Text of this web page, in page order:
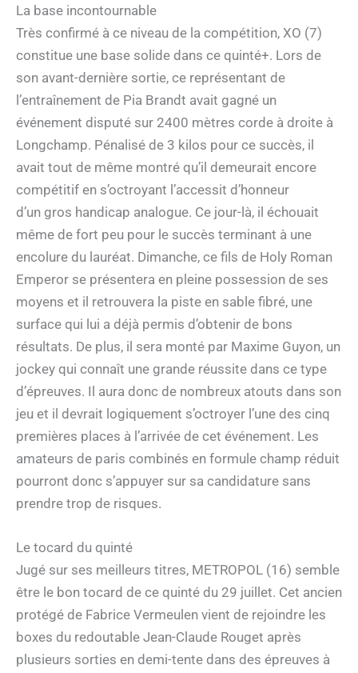
La base incontournable
Très confirmé à ce niveau de la compétition, XO (7)
constitue une base solide dans ce quinté+. Lors de
son avant-dernière sortie, ce représentant de
l’entraînement de Pia Brandt avait gagné un
événement disputé sur 2400 mètres corde à droite à
Longchamp. Pénalisé de 3 kilos pour ce succès, il
avait tout de même montré qu’il demeurait encore
compétitif en s’octroyant l’accessit d’honneur
d’un gros handicap analogue. Ce jour-là, il échouait
même de fort peu pour le succès terminant à une
encolure du lauréat. Dimanche, ce fils de Holy Roman
Emperor se présentera en pleine possession de ses
moyens et il retrouvera la piste en sable fibré, une
surface qui lui a déjà permis d’obtenir de bons
résultats. De plus, il sera monté par Maxime Guyon, un
jockey qui connaît une grande réussite dans ce type
d’épreuves. Il aura donc de nombreux atouts dans son
jeu et il devrait logiquement s’octroyer l’une des cinq
premières places à l’arrivée de cet événement. Les
amateurs de paris combinés en formule champ réduit
pourront donc s’appuyer sur sa candidature sans
prendre trop de risques.
Le tocard du quinté
Jugé sur ses meilleurs titres, METROPOL (16) semble
être le bon tocard de ce quinté du 29 juillet. Cet ancien
protégé de Fabrice Vermeulen vient de rejoindre les
boxes du redoutable Jean-Claude Rouget après
plusieurs sorties en demi-tente dans des épreuves à